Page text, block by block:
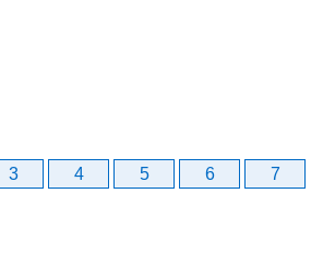
3 4 5 6 7